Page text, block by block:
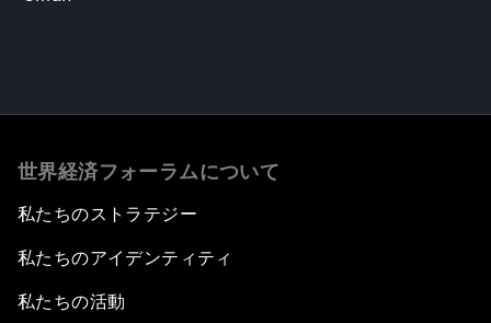
世界経済フォーラムについて
私たちのストラテジー
私たちのアイデンティティ
私たちの活動